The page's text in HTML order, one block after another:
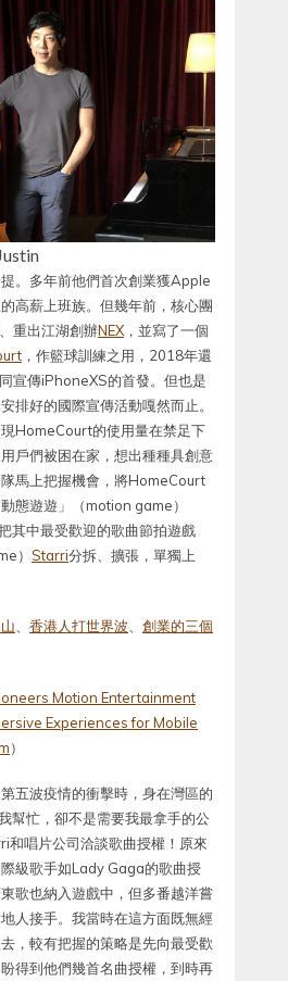
。多年前他們首次創業獲Apple
高薪上班族。但幾年前，核心團
重出江湖創辦NEX ，並寫了一個
，作籃球訓練之用，2018年還
宣傳iPhoneXS的首發。但也是
排好的國際宣傳活動嘎然而止。
HomeCourt的使用量在禁足下
戶們被困在家，想出種種具創意
馬上把握機會，將HomeCourt
態遊遊」（motion game）
把其中最受歡迎的歌曲節拍遊戲
） Starri分拆、擴張，單獨上
、 香港人打世界波、 創業的三個
Motion Entertainment
Experiences for Mobile
）
五波疫情的衝擊時，身在灣區的
幫忙，卻不是需要我最拿手的公
和唱片公司洽談歌曲授權！原來
級歌手如Lady Gaga的歌曲授
歌也納入遊戲中，但多番越洋嘗
人接手。我當時在這方面既無經
，較有把握的策略是先向最受歡
得到他們幾首名曲授權，到時再